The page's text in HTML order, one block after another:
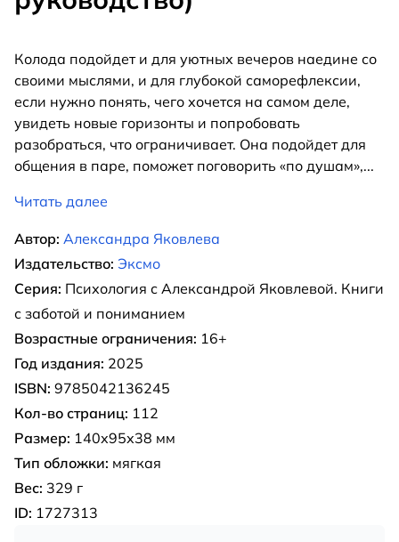
Колода подойдет и для уютных вечеров наедине со
своими мыслями, и для глубокой саморефлексии,
если нужно понять, чего хочется на самом деле,
увидеть новые горизонты и попробовать
разобраться, что ограничивает. Она подойдет для
общения в паре, поможет поговорить «по душам»,...
Читать далее
Автор: Александра Яковлева
Издательство: Эксмо
Серия: Психология с Александрой Яковлевой. Книги
с заботой и пониманием
Возрастные ограничения: 16+
Год издания: 2025
ISBN: 9785042136245
Кол-во страниц: 112
Размер: 140х95х38 мм
Тип обложки: мягкая
Вес: 329 г
ID: 1727313